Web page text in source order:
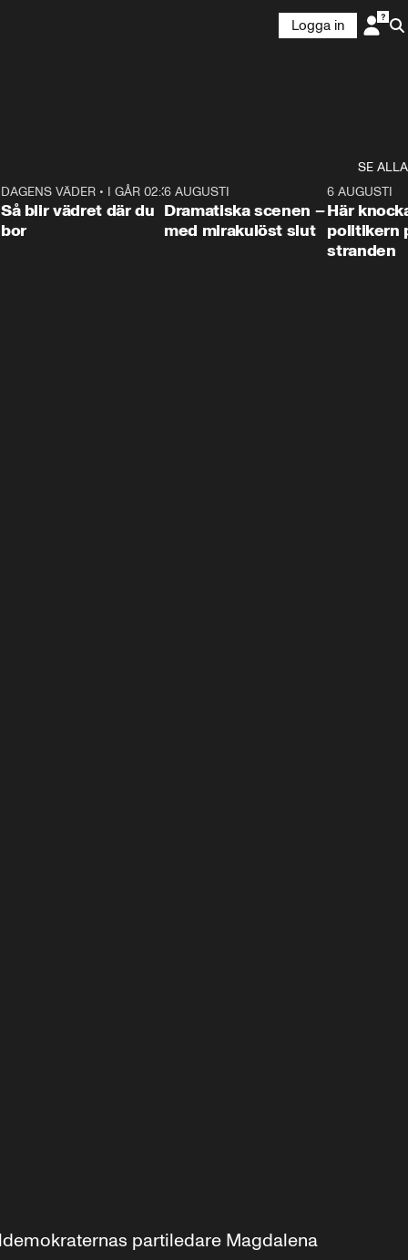
Logga in
SE ALLA
1:06
DAGENS VÄDER• I GÅR 02:30
Så blir vädret där du
bor
0:42
6 AUGUSTI
Dramatiska scenen –
med mirakulöst slut
6 AUGUSTI
Här
politikern
stranden
partiledare Magdalena